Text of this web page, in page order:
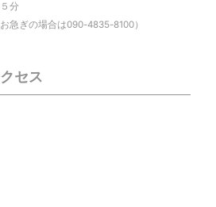
分
急ぎの場合は090-4835-8100）
セス